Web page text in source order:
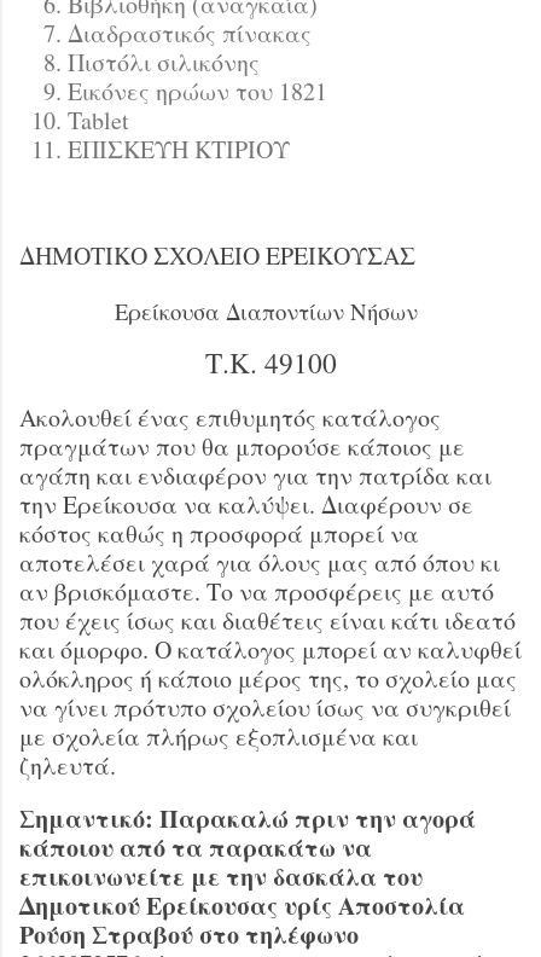
Διαδραστικός πίνακας
Πιστόλι σιλικόνης
Εικόνες ηρώων του 1821
Tablet
ΕΠΙΣΚΕΥΗ ΚΤΙΡΙΟΥ
ΔΗΜΟΤΙΚΟ ΣΧΟΛΕΙΟ ΕΡΕΙΚΟΥΣΑΣ
Ερείκουσα Διαποντίων Νήσων
Τ.Κ. 49100
Ακολουθεί ένας επιθυμητός κατάλογος
πραγμάτων που θα μπορούσε κάποιος με
αγάπη και ενδιαφέρον για την πατρίδα και
την Ερείκουσα να καλύψει. Διαφέρουν σε
κόστος καθώς η προσφορά μπορεί να
αποτελέσει χαρά για όλους μας από όπου κι
αν βρισκόμαστε. Το να προσφέρεις με αυτό
που έχεις ίσως και διαθέτεις είναι κάτι ιδεατό
και όμορφο. Ο κατάλογος μπορεί αν καλυφθεί
ολόκληρος ή κάποιο μέρος της, το σχολείο μας
να γίνει πρότυπο σχολείου ίσως να συγκριθεί
με σχολεία πλήρως εξοπλισμένα και
ζηλευτά.
Σημαντικό: Παρακαλώ πριν την αγορά
κάποιου από τα παρακάτω να
επικοινωνείτε με την δασκάλα του
Δημοτικού Ερείκουσας υρίς Αποστολία
Ρούση Στραβού στο τηλέφωνο